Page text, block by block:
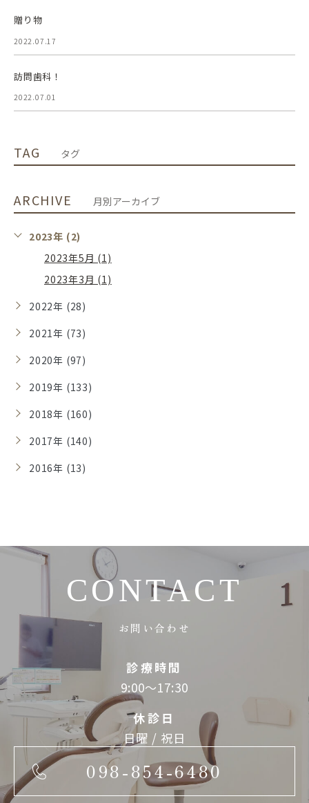
贈り物
2022.07.17
訪問歯科！
2022.07.01
TAG タグ
ARCHIVE 月別アーカイブ
2023年 (2)
2023年5月 (1)
2023年3月 (1)
2022年 (28)
2021年 (73)
2020年 (97)
2019年 (133)
2018年 (160)
2017年 (140)
2016年 (13)
CONTACT
お問い合わせ
診療時間
9:00～17:30
休診日
日曜 / 祝日
098-854-6480